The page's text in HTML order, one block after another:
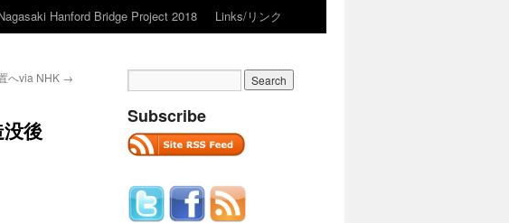
Hanford Bridge Project 2018 Links/リンク
へvia NHK →
後
Subscribe